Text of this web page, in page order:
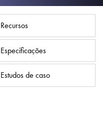
Recursos
Especificações
Estudos de caso
Notícias
Carreiras
Sobre